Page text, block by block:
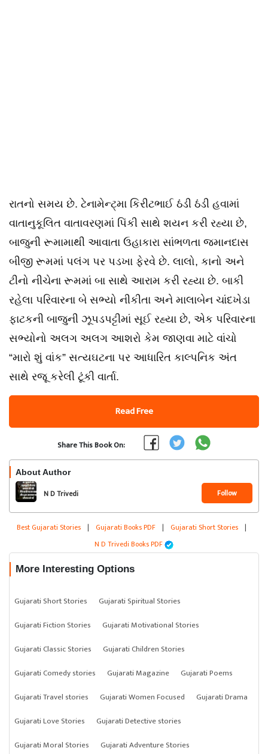
રાતનો સમય છે. ટેનામેન્ટ્મા કિરીટભાઈ ઠંડી ઠંડી હવામાં
વાતાનુકૂલિત વાતાવરણમાં પિંકી સાથે શયન કરી રહ્યા છે,
બાજુની રૂમામાથી આવાતા ઉહાકારા સાંભળતા જમાનદાસ
બીજી રૂમમાં પલંગ પર પડખા ફેરવે છે. લાલો, કાનો અને
ટીનો નીચેના રૂમમાં બા સાથે આરામ કરી રહ્યા છે. બાકી
રહેલા પરિવારના બે સભ્યો નીકીતા અને માલાબેન ચાંદખેડા
ફાટકની બાજુની ઝૂપડપટ્ટીમાં સૂઈ રહ્યા છે, એક પરિવારના
સભ્યોનો અલગ અલગ આશરો કેમ જાણવા માટે વાંચો
“મારો શું વાંક” સત્યઘટના પર આધારિત કાલ્પનિક અંત
સાથે રજૂ કરેલી ટૂંકી વાર્તા.
Read Free
Share This Book On:
About Author
N D Trivedi Follow
Best Gujarati Stories | Gujarati Books PDF | Gujarati Short Stories |
N D Trivedi Books PDF
More Interesting Options
Gujarati Short Stories
Gujarati Spiritual Stories
Gujarati Fiction Stories
Gujarati Motivational Stories
Gujarati Classic Stories
Gujarati Children Stories
Gujarati Comedy stories
Gujarati Magazine
Gujarati Poems
Gujarati Travel stories
Gujarati Women Focused
Gujarati Drama
Gujarati Love Stories
Gujarati Detective stories
Gujarati Moral Stories
Gujarati Adventure Stories